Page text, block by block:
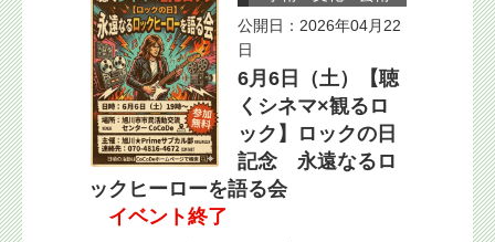
公開日：2026年04月22
日
6月6日（土）【聴
くシネマ×観るロ
ック】ロックの日
記念 永遠なるロ
ックヒーローを語る会
イベント終了